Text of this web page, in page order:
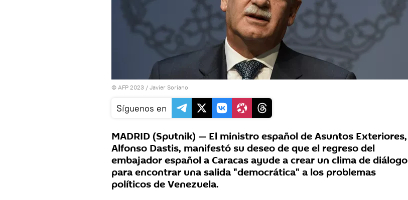
© AFP 2023 / Javier Soriano
Síguenos en
MADRID (Sputnik) — El ministro español de Asuntos Exteriores,
Alfonso Dastis, manifestó su deseo de que el regreso del
embajador español a Caracas ayude a crear un clima de diálogo
para encontrar una salida "democrática" a los problemas
políticos de Venezuela.